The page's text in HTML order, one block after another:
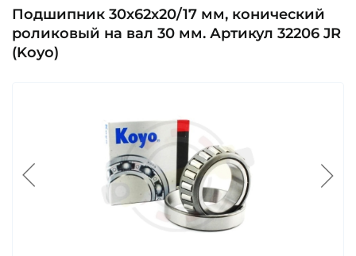
Подшипник 30х62х20/17 мм, конический
роликовый на вал 30 мм. Артикул 32206 JR
(Koyo)